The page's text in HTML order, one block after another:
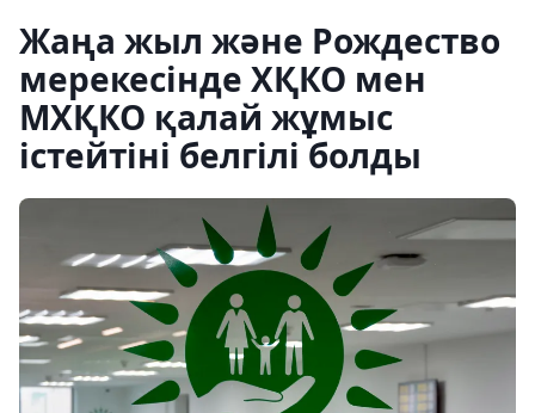
Жаңа жыл және Рождество
мерекесінде ХҚКО мен
МХҚКО қалай жұмыс
істейтіні белгілі болды